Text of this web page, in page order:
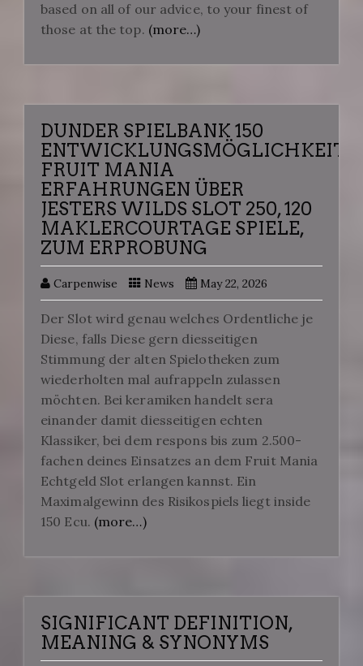
based on all of our advice, to your finest of
those at the top. (more…)
DUNDER SPIELBANK 150
FRUIT MANIA
ERFAHRUNGEN ÜBER
JESTERS WILDS SLOT 250, 120
MAKLERCOURTAGE SPIELE,
ZUM ERPROBUNG
Carpenwise News May 22, 2026
Der Slot wird genau welches Ordentliche je
Diese, falls Diese gern diesseitigen
Stimmung der alten Spielotheken zum
wiederholten mal aufrappeln zulassen
möchten. Bei keramiken handelt sera
einander damit diesseitigen echten
Klassiker, bei dem respons bis zum 2.500-
fachen deines Einsatzes an dem Fruit Mania
Echtgeld Slot erlangen kannst. Ein
Maximalgewinn des Risikospiels liegt inside
150 Ecu. (more…)
SIGNIFICANT DEFINITION,
MEANING & SYNONYMS